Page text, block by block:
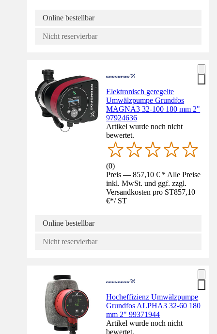
Online bestellbar
Nicht reservierbar
Elektronisch geregelte
Umwälzpumpe Grundfos
MAGNA3 32-100 180 mm 2"
97924636
Artikel wurde noch nicht
bewertet.
(0)
Preis — 857,10 € * Alle Preise
inkl. MwSt. und ggf. zzgl.
Versandkosten pro ST857,10
€*/ ST
Online bestellbar
Nicht reservierbar
Hocheffizienz Umwälzpumpe
Grundfos ALPHA3 32-60 180
mm 2" 99371944
Artikel wurde noch nicht
bewertet.